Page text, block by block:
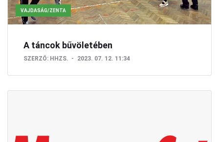
VAJDASÁG/ZENTA
A táncok bűvöletében
SZERZŐ: HHZS. 2023. 07. 12. 11:34